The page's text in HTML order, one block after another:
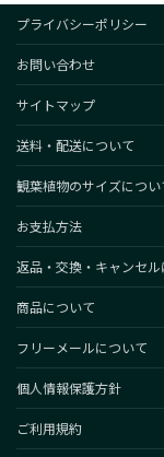
プライバシーポリシー
お問い合わせ
サイトマップ
送料・配送について
観葉植物のサイズについ
お支払方法
返品・交換・キャンセル
商品について
フリーメールについて
個人情報保護方針
ご利用規約